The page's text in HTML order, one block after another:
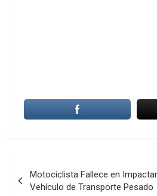
de
Motociclista Fallece en
Vehículo de Transporte Pesado